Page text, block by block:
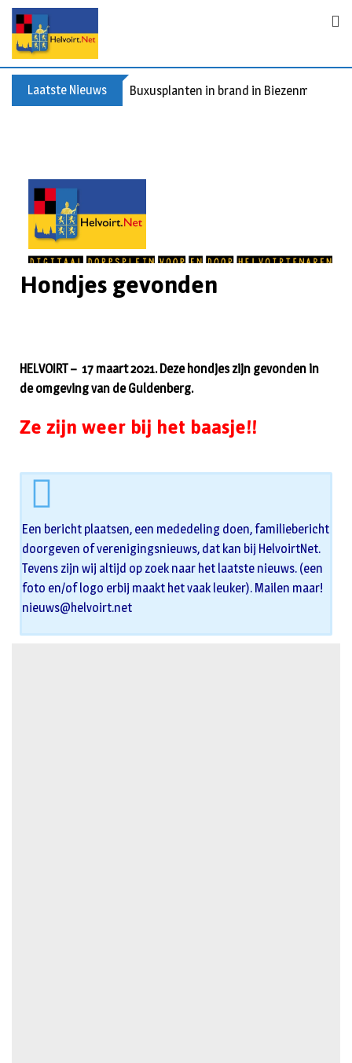
Laatste Nieuws Buxusplanten in brand in Biezenmortel,
Hondjes gevonden
HELVOIRT – 17 maart 2021. Deze hondjes zijn gevonden in
de omgeving van de Guldenberg.
Ze zijn weer bij het baasje!!
Een bericht plaatsen, een mededeling doen, familiebericht
doorgeven of verenigingsnieuws, dat kan bij HelvoirtNet.
Tevens zijn wij altijd op zoek naar het laatste nieuws. (een
foto en/of logo erbij maakt het vaak leuker). Mailen maar!
nieuws@helvoirt.net